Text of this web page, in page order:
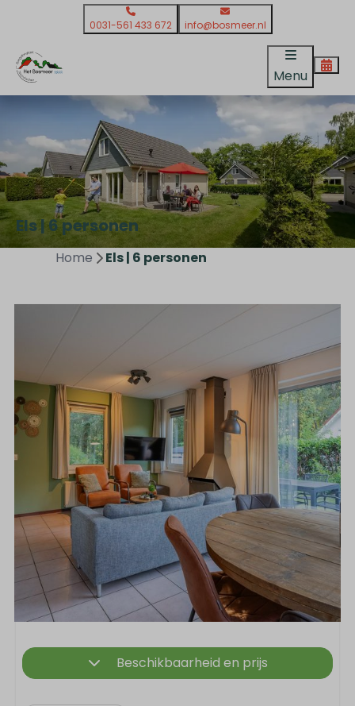
0031-561 433 672 info@bosmeer.nl
Menu
Els | 6 personen
Home Els | 6 personen
Beschikbaarheid en prijs